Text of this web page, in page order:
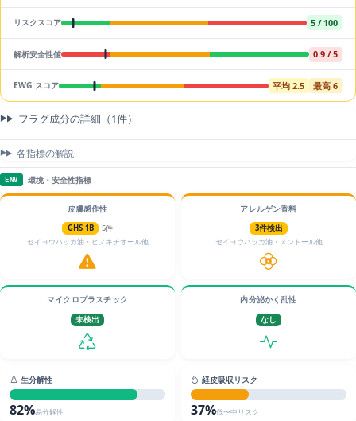
リスクスコア 5 / 100
解析安全性値 0.9 / 5
EWG スコア 平均 2.5 最高 6
フラグ成分の詳細（1件）
各指標の解説
ENV 環境・安全性指標
皮膚感作性
GHS 1B
5件
セイヨウハッカ油・ヒノキチオール他
アレルゲン香料
3件検出
セイヨウハッカ油・メントール他
マイクロプラスチック
未検出
内分泌かく乱性
なし
生分解性
82%易分解性
経皮吸収リスク
37%低〜中リスク